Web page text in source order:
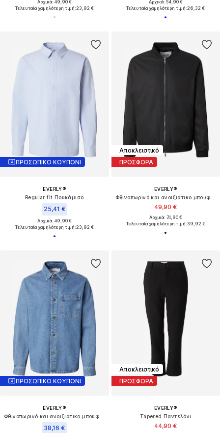
Αρχικά: 49,90 €
Τελευταία χαμηλότερη τιμή:23,92 €
Αρχικά: 54,90 €
Τελευταία χαμηλότερη τιμή:26,32 €
ΠΡΟΣΩΠΙΚΟ ΚΟΥΠΟΝΙ
EVERLY®
Regular fit Πουκάμισο
25,41 €
Αρχικά: 49,90 €
Τελευταία χαμηλότερη τιμή:23,92 €
Αποκλειστικό
ΠΡΟΣΦΟΡΑ
EVERLY®
49,90 €
Αρχικά: 74,90 €
Τελευταία χαμηλότερη τιμή:39,92 €
ΠΡΟΣΩΠΙΚΟ ΚΟΥΠΟΝΙ
EVERLY®
38,16 €
Αποκλειστικό
ΠΡΟΣΦΟΡΑ
EVERLY®
Tapered Παντελόνι
44,90 €